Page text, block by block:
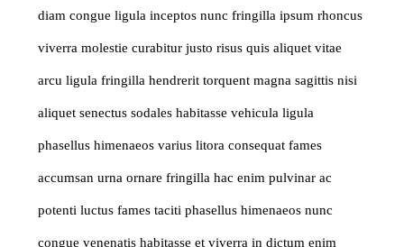
diam congue ligula inceptos nunc fringilla ipsum rhoncus
viverra molestie curabitur justo risus quis aliquet vitae
arcu ligula fringilla hendrerit torquent magna sagittis nisi
aliquet senectus sodales habitasse vehicula ligula
phasellus himenaeos varius litora consequat fames
accumsan urna ornare fringilla hac enim pulvinar ac
potenti luctus fames taciti phasellus himenaeos nunc
congue venenatis habitasse et viverra in dictum enim